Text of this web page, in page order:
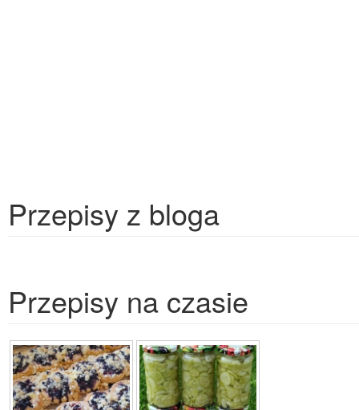
Przepisy z bloga
Przepisy na czasie